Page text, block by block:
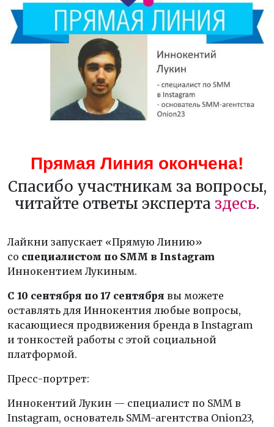
Прямая Линия окончена!
Спасибо участникам за вопросы,
читайте ответы эксперта здесь.
Лайкни запускает «Прямую Линию»
со специалистом по SMM в Instagram
Иннокентием Лукиным.
С 10 сентября по 17 сентября вы можете
оставлять для Иннокентия любые вопросы,
касающиеся продвижения бренда в Instagram
и тонкостей работы с этой социальной
платформой.
Пресс-портрет:
Иннокентий Лукин — специалист по SMM в
Instagram, основатель SMM-агентства Onion23,